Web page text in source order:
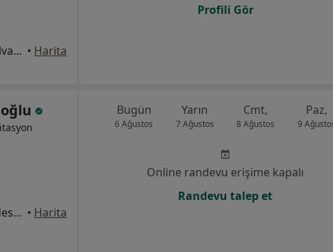
Halkalı Merkez Mah. Turgut Özal Bulvarı No: 16, Küçükçekmece • Harita
Profili Gör
Yamanevler Mahallesi Site Yolu Caddesi No:7, Ümraniye • Harita
Bugün
6 Ağustos
Yarın
7 Ağustos
Cmt,
8 Ağustos
Paz,
9
Online randevu erişime kapalı
Randevu talep et